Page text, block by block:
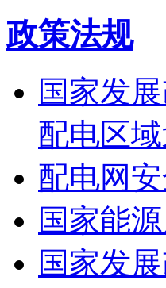
政策法规
国家发
配电区
配电网
国家能
国家发